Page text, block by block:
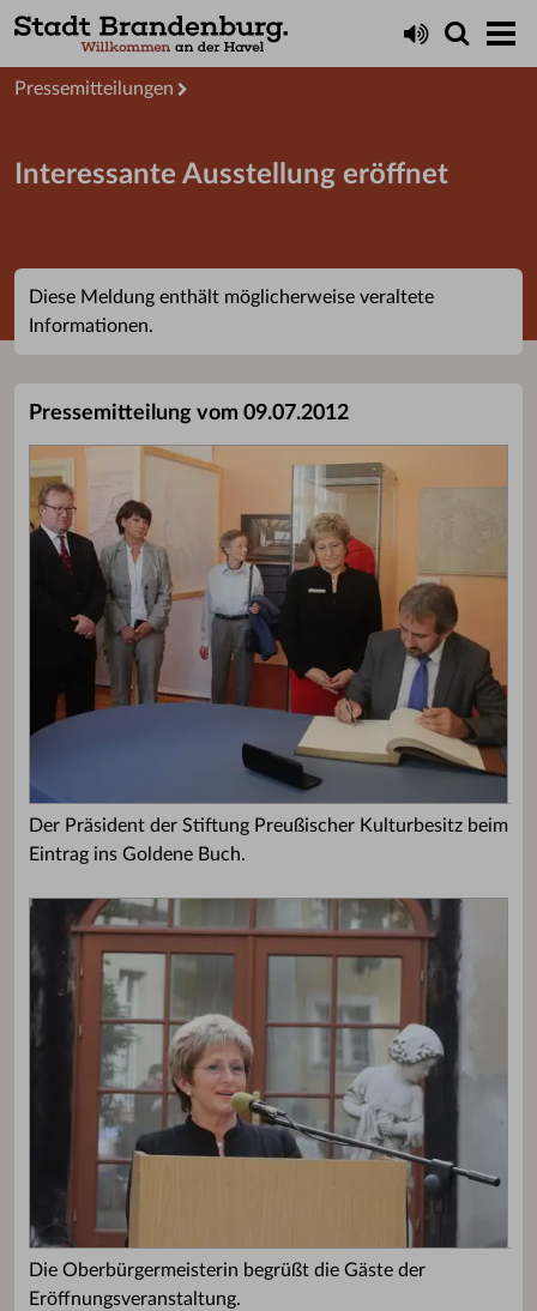
Presseservice
Pressemitteilungen
Interessante Ausstellung eröffnet
Diese Meldung enthält möglicherweise veraltete
Informationen.
Pressemitteilung vom 09.07.2012
Der Präsident der Stiftung Preußischer Kulturbesitz beim
Eintrag ins Goldene Buch.
Die Oberbürgermeisterin begrüßt die Gäste der
Eröffnungsveranstaltung.